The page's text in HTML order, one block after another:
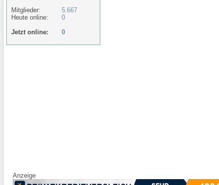
Mitglieder:
Heute online:
5.667
0
Jetzt online:
0
Anzeige